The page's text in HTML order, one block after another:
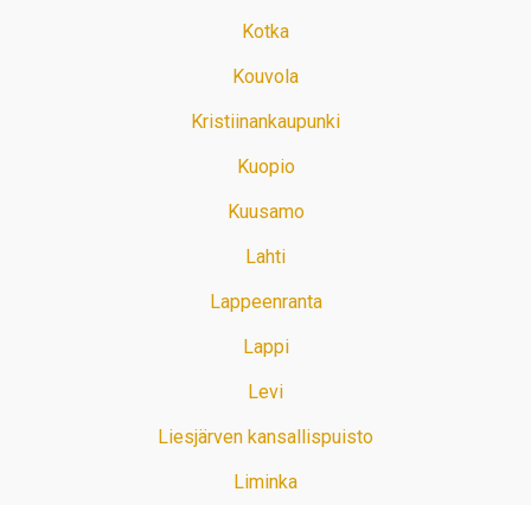
Kotka
Kouvola
Kristiinankaupunki
Kuopio
Kuusamo
Lahti
Lappeenranta
Lappi
Levi
Liesjärven kansallispuisto
Liminka